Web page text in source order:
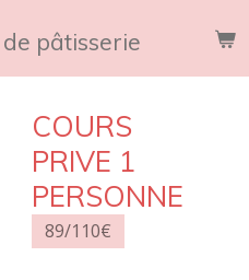
pâtisserie
COURS
PRIVE 1
PERSONNE
89/110€